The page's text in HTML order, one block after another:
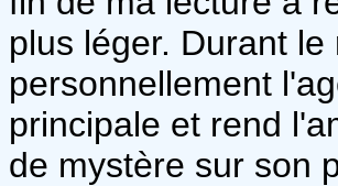
plus léger. Durant
personnellement
principale et rend
de mystère sur son